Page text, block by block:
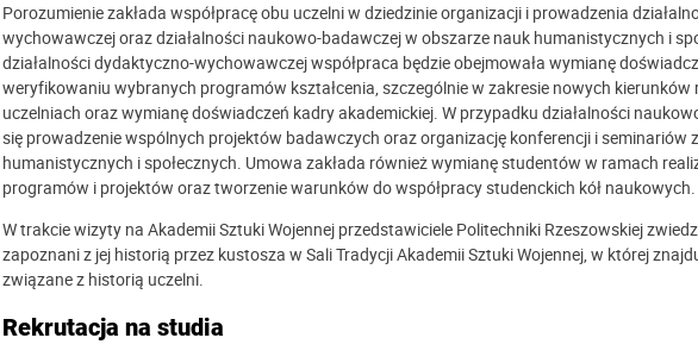
Porozumienie zakłada współpracę obu uczelni w dziedzinie organizacji i prowadzenia
wychowawczej oraz działalności naukowo-badawczej w obszarze nauk humanistycznych i
działalności dydaktyczno-wychowawczej współpraca będzie obejmowała wymianę
weryfikowaniu wybranych programów kształcenia, szczególnie w zakresie nowych kierunków
uczelniach oraz wymianę doświadczeń kadry akademickiej. W przypadku działalności
się prowadzenie wspólnych projektów badawczych oraz organizację konferencji i seminariów
humanistycznych i społecznych. Umowa zakłada również wymianę studentów w ramach
programów i projektów oraz tworzenie warunków do współpracy studenckich kół naukowych.
W trakcie wizyty na Akademii Sztuki Wojennej przedstawiciele Politechniki Rzeszowskiej
zapoznani z jej historią przez kustosza w Sali Tradycji Akademii Sztuki Wojennej, w której
związane z historią uczelni.
Rekrutacja na studia